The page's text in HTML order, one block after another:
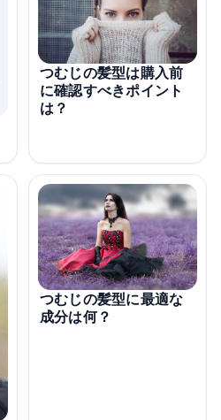
つむじの髪型は購入前
に確認すべきポイント
は？
つむじの髪型に最適な
成分は何？